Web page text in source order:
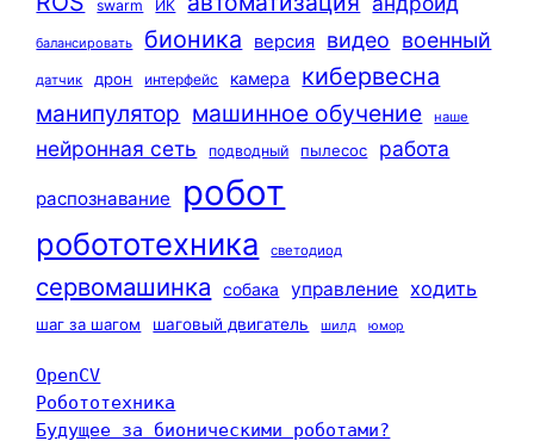
swarm ИК
балансировать бионика версия видео военный
датчик дрон интерфейс камера кибервесна
манипулятор машинное обучение наше
нейронная сеть подводный пылесос работа
распознавание робот
робототехника светодиод
сервомашинка собака управление ходить
шаг за шагом шаговый двигатель шилд юмор
OpenCV
Робототехника
Будущее за бионическими роботами?